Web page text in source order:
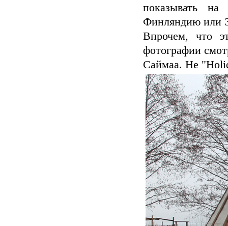
показывать
Финляндию или
Впрочем, что
фотографии
Саймаа. Не